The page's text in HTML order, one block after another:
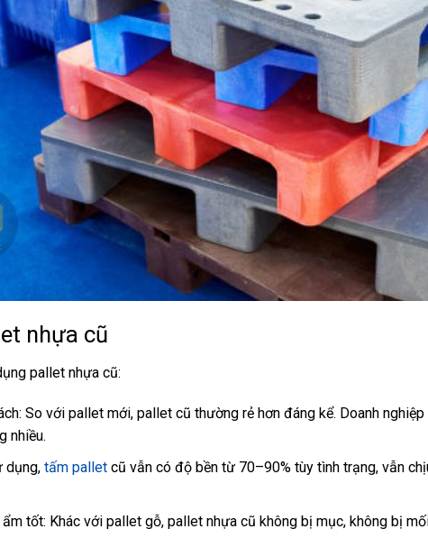
nhựa cũ
pallet nhựa cũ:
So với pallet mới, pallet cũ thường rẻ hơn đáng kể. Doanh
nhiều.
dụng, tấm palletcũ vẫn có độ bền từ 70–90% tùy tình trạng, vẫn
tốt: Khác với pallet gỗ, pallet nhựa cũ không bị mục, không bị